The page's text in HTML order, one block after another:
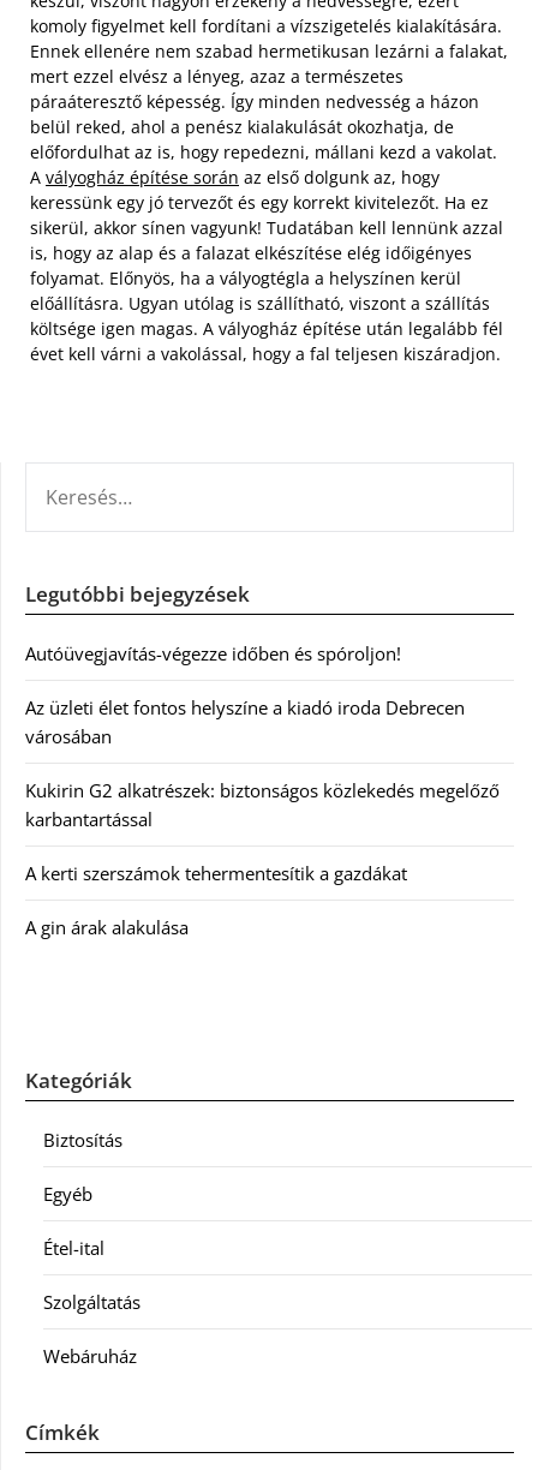
komoly figyelmet kell fordítani a vízszigetelés kialakítására.
Ennek ellenére nem szabad hermetikusan lezárni a falakat,
mert ezzel elvész a lényeg, azaz a természetes
páraáteresztő képesség. Így minden nedvesség a házon
belül reked, ahol a penész kialakulását okozhatja, de
előfordulhat az is, hogy repedezni, mállani kezd a vakolat.
A vályogház építése során az első dolgunk az, hogy
keressünk egy jó tervezőt és egy korrekt kivitelezőt. Ha ez
sikerül, akkor sínen vagyunk! Tudatában kell lennünk azzal
is, hogy az alap és a falazat elkészítése elég időigényes
folyamat. Előnyös, ha a vályogtégla a helyszínen kerül
előállításra. Ugyan utólag is szállítható, viszont a szállítás
költsége igen magas. A vályogház építése után legalább fél
évet kell várni a vakolással, hogy a fal teljesen kiszáradjon.
Legutóbbi bejegyzések
Autóüvegjavítás-végezze időben és spóroljon!
Az üzleti élet fontos helyszíne a kiadó iroda Debrecen
városában
Kukirin G2 alkatrészek: biztonságos közlekedés megelőző
karbantartással
A kerti szerszámok tehermentesítik a gazdákat
A gin árak alakulása
Kategóriák
Biztosítás
Egyéb
Étel-ital
Szolgáltatás
Webáruház
Címkék